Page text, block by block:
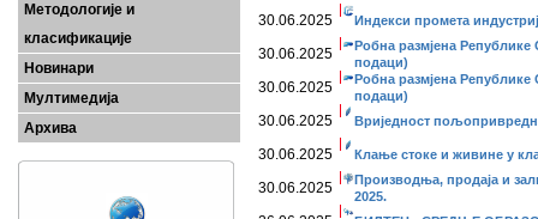
Методологије и
класификације
Новинари
Мултимедија
Архива
30.06.2025 Индекси промета
30.06.2025
Робна размјена Републике
подаци)
30.06.2025
Робна размјена Републике
подаци)
30.06.2025 Вриједност
30.06.2025 Клање стоке и живине у
30.06.2025
Производња, продаја и
2025.